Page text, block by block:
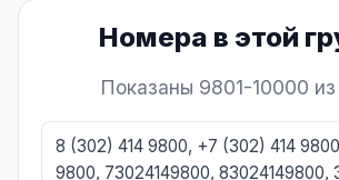
Номера в этой
Показаны 9801-10000
8 (302) 414 9800, +7 (302) 414
9800, 73024149800, 83024149800,